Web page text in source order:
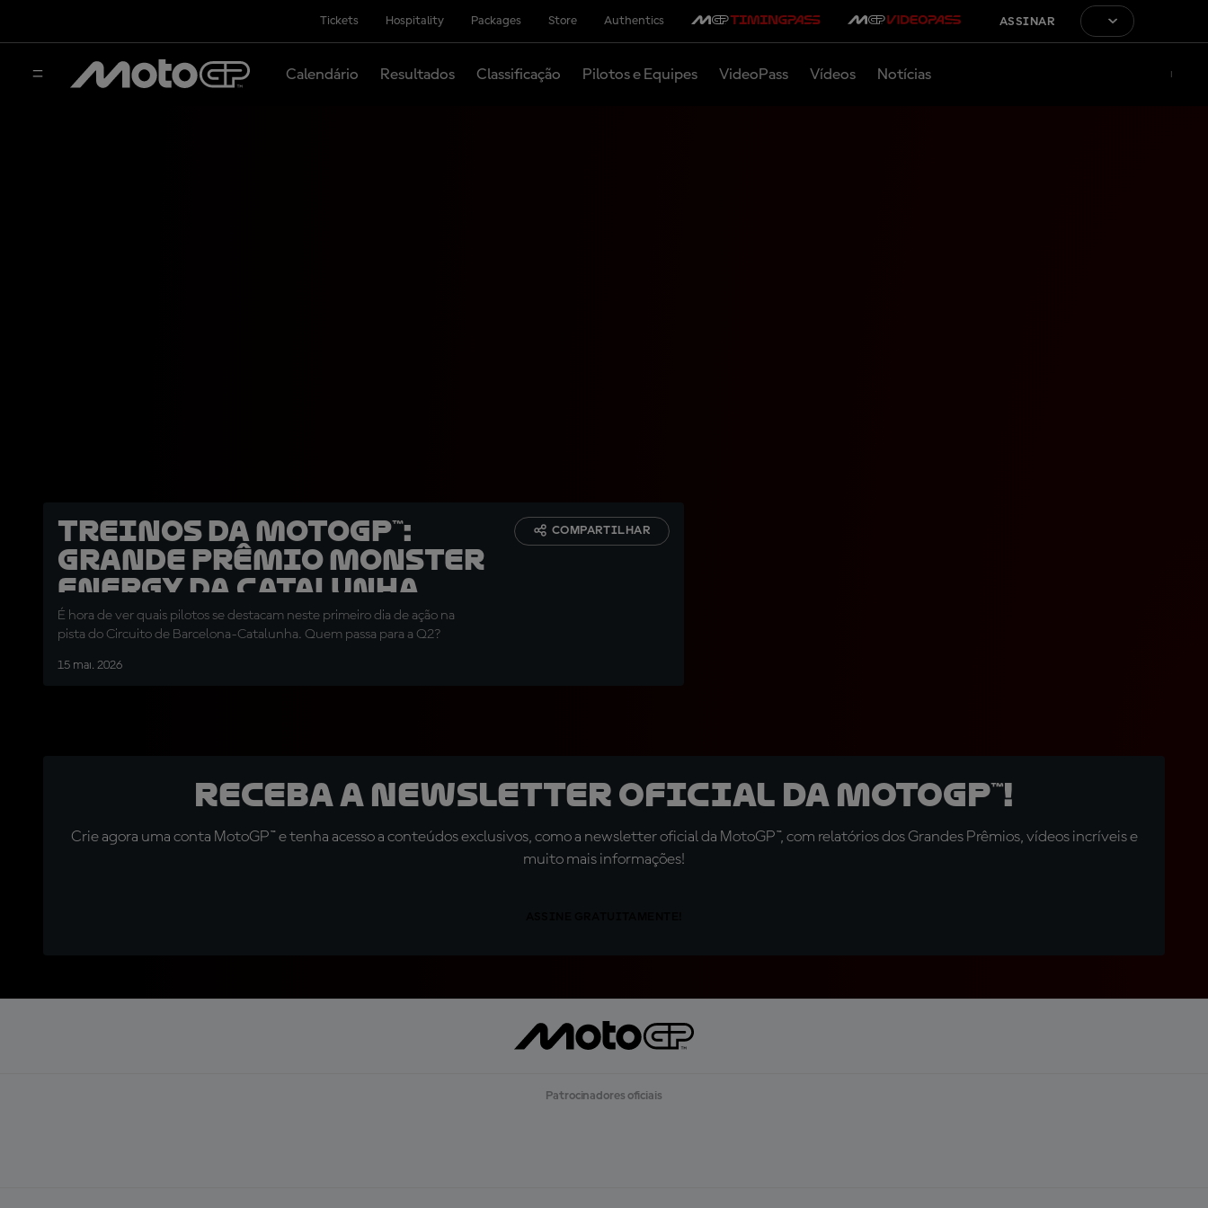
Tickets Hospitality Packages Store Authentics ASSINAR
Calendário Resultados Classificação Pilotos e Equipes VideoPass Vídeos Notícias
Treinos da MotoGP™:
Grande Prêmio Monster
Energy da Catalunha
É hora de ver quais pilotos se destacam neste primeiro dia de ação na
pista do Circuito de Barcelona-Catalunha. Quem passa para a Q2?
15 mai. 2026
COMPARTILHAR
Receba a newsletter oficial da MotoGP™!
Crie agora uma conta MotoGP™ e tenha acesso a conteúdos exclusivos, como a newsletter oficial da MotoGP™, com relatórios dos Grandes Prêmios, vídeos incríveis e
muito mais informações!
Patrocinadores oficiais